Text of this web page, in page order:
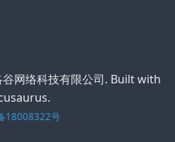
网络科技有限公司. Built with
18008322号